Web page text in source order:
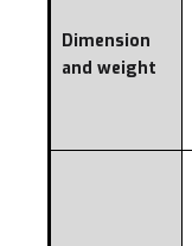
Dimension
and weight